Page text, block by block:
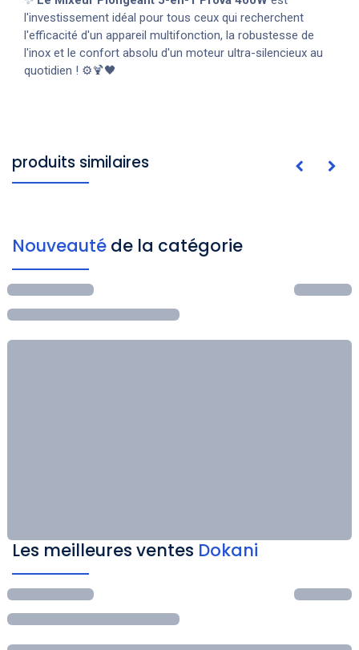
l'investissement idéal pour tous ceux qui recherchent
l'efficacité d'un appareil multifonction, la robustesse de
l'inox et le confort absolu d'un moteur ultra-silencieux au
quotidien ! ⚙️🍹🖤
produits similaires
Nouveauté de la catégorie
Les meilleures ventes Dokani